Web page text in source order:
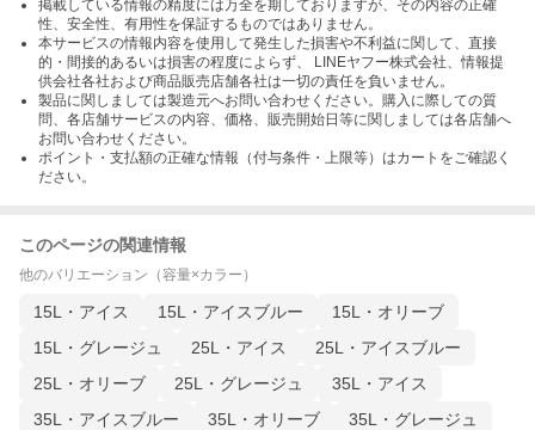
掲載している情報の精度には万全を期しておりますが、その内容の正確
性、安全性、有用性を保証するものではありません。
本サービスの情報内容を使用して発生した損害や不利益に関して、直接
的・間接的あるいは損害の程度によらず、 LINEヤフー株式会社、情報提
供会社各社および商品販売店舗各社は一切の責任を負いません。
製品に関しましては製造元へお問い合わせください。購入に際しての質
問、各店舗サービスの内容、価格、販売開始日等に関しましては各店舗へ
お問い合わせください。
ポイント・支払額の正確な情報（付与条件・上限等）はカートをご確認く
ださい。
このページの関連情報
他のバリエーション（容量×カラー）
15L・アイス 15L・アイスブルー
15L・オリーブ
15L・グレージュ
25L・アイス
25L・アイスブルー
25L・オリーブ
25L・グレージュ
35L・アイス
35L・アイスブルー
35L・オリーブ 35L・グレージュ